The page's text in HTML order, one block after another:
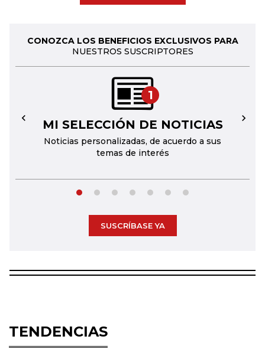
CONOZCA LOS BENEFICIOS EXCLUSIVOS PARA
NUESTROS SUSCRIPTORES
1
MI SELECCIÓN DE NOTICIAS
Noticias personalizadas, de acuerdo a sus
temas de interés
← →
SUSCRÍBASE YA
TENDENCIAS